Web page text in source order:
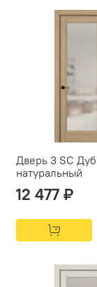
Дверь 3 SC Дуб
натуральный
12 477 ₽